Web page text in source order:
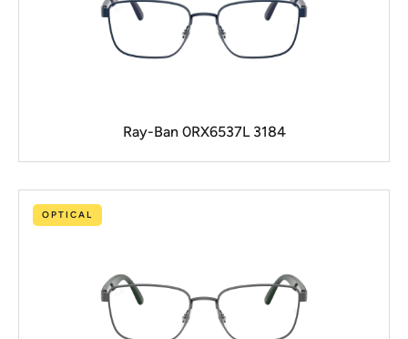
Ray-Ban 0RX6537L 3184
OPTICAL